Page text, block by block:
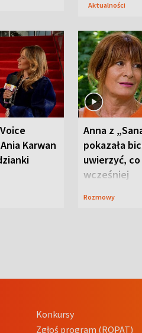
Aktualności
Karwan
Anna z
pokazała
uwierzyć,
wcześniej
Rozmowy
Konkursy
Zgłoś program (ROPAT)